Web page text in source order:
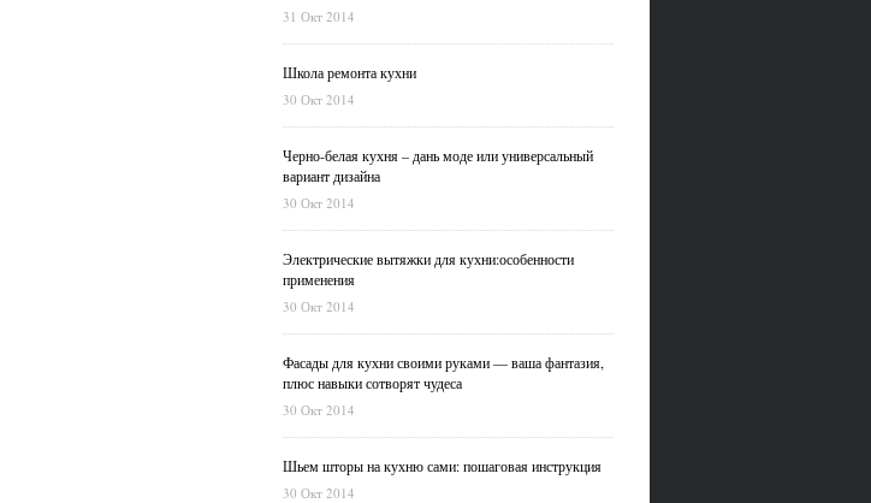
31 Окт 2014
Школа ремонта кухни
30 Окт 2014
Черно-белая кухня – дань моде или универсальный
вариант дизайна
30 Окт 2014
Электрические вытяжки для кухни:особенности
применения
30 Окт 2014
Фасады для кухни своими руками — ваша фантазия,
плюс навыки сотворят чудеса
30 Окт 2014
Шьем шторы на кухню сами: пошаговая инструкция
30 Окт 2014